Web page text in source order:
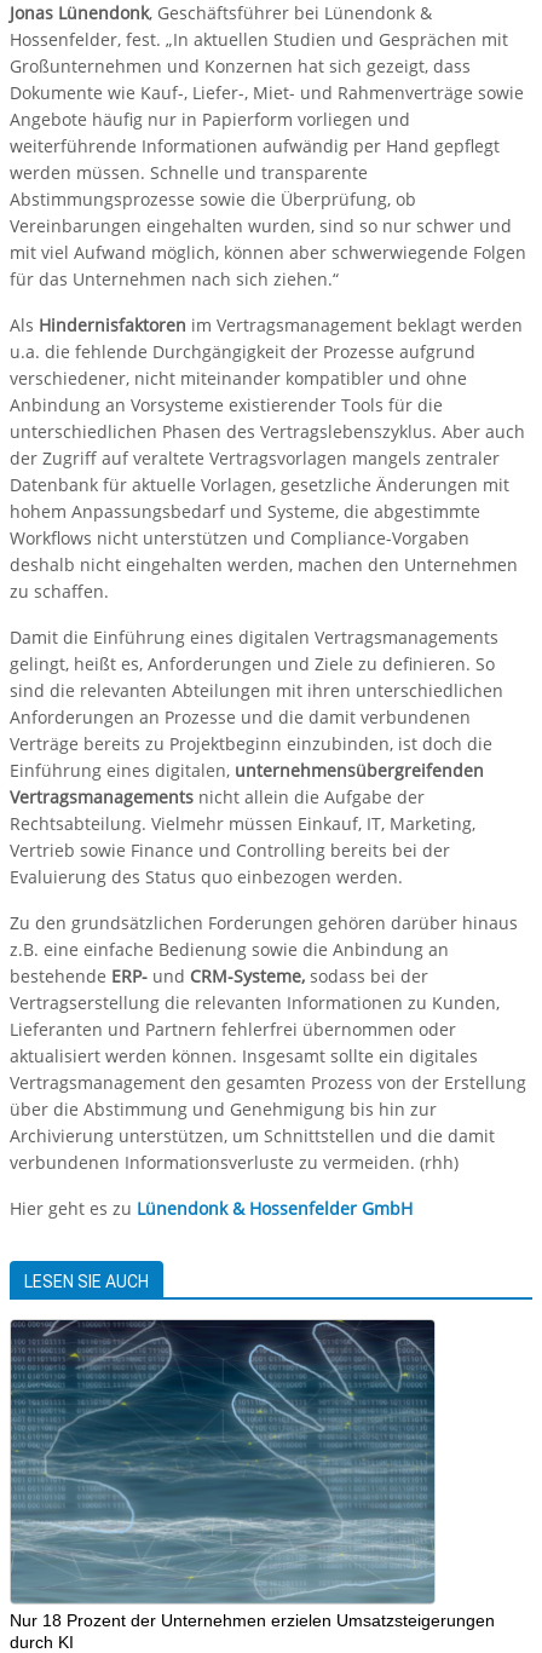
Jonas Lünendonk, Geschäftsführer bei Lünendonk &
Hossenfelder, fest. „In aktuellen Studien und Gesprächen mit
Großunternehmen und Konzernen hat sich gezeigt, dass
Dokumente wie Kauf-, Liefer-, Miet- und Rahmenverträge sowie
Angebote häufig nur in Papierform vorliegen und
weiterführende Informationen aufwändig per Hand gepflegt
werden müssen. Schnelle und transparente
Abstimmungsprozesse sowie die Überprüfung, ob
Vereinbarungen eingehalten wurden, sind so nur schwer und
mit viel Aufwand möglich, können aber schwerwiegende Folgen
für das Unternehmen nach sich ziehen.“
Als Hindernisfaktoren im Vertragsmanagement beklagt werden
u.a. die fehlende Durchgängigkeit der Prozesse aufgrund
verschiedener, nicht miteinander kompatibler und ohne
Anbindung an Vorsysteme existierender Tools für die
unterschiedlichen Phasen des Vertragslebenszyklus. Aber auch
der Zugriff auf veraltete Vertragsvorlagen mangels zentraler
Datenbank für aktuelle Vorlagen, gesetzliche Änderungen mit
hohem Anpassungsbedarf und Systeme, die abgestimmte
Workflows nicht unterstützen und Compliance-Vorgaben
deshalb nicht eingehalten werden, machen den Unternehmen
zu schaffen.
Damit die Einführung eines digitalen Vertragsmanagements
gelingt, heißt es, Anforderungen und Ziele zu definieren. So
sind die relevanten Abteilungen mit ihren unterschiedlichen
Anforderungen an Prozesse und die damit verbundenen
Verträge bereits zu Projektbeginn einzubinden, ist doch die
Einführung eines digitalen, unternehmensübergreifenden
Vertragsmanagements nicht allein die Aufgabe der
Rechtsabteilung. Vielmehr müssen Einkauf, IT, Marketing,
Vertrieb sowie Finance und Controlling bereits bei der
Evaluierung des Status quo einbezogen werden.
Zu den grundsätzlichen Forderungen gehören darüber hinaus
z.B. eine einfache Bedienung sowie die Anbindung an
bestehende ERP- und CRM-Systeme, sodass bei der
Vertragserstellung die relevanten Informationen zu Kunden,
Lieferanten und Partnern fehlerfrei übernommen oder
aktualisiert werden können. Insgesamt sollte ein digitales
Vertragsmanagement den gesamten Prozess von der Erstellung
über die Abstimmung und Genehmigung bis hin zur
Archivierung unterstützen, um Schnittstellen und die damit
verbundenen Informationsverluste zu vermeiden. (rhh)
Hier geht es zu Lünendonk & Hossenfelder GmbH
LESEN SIE AUCH
Nur 18 Prozent der Unternehmen erzielen Umsatzsteigerungen
durch KI